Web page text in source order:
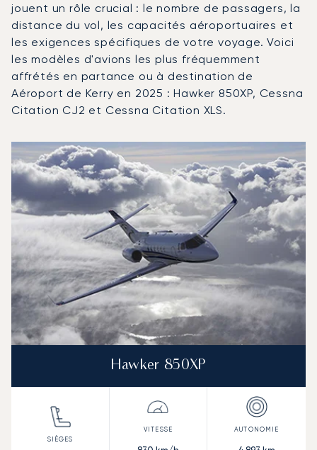
jouent un rôle crucial : le nombre de passagers, la
distance du vol, les capacités aéroportuaires et
les exigences spécifiques de votre voyage. Voici
les modèles d'avions les plus fréquemment
affrétés en partance ou à destination de
Aéroport de Kerry en 2025 : Hawker 850XP, Cessna
Citation CJ2 et Cessna Citation XLS.
Photo de l'aéronefModèle d'aéronef
Sièges
Vitesse (km/h)
Vitesse (nœuds) Autonomie (km)
Autonomie (NM)
Hawker 850XP